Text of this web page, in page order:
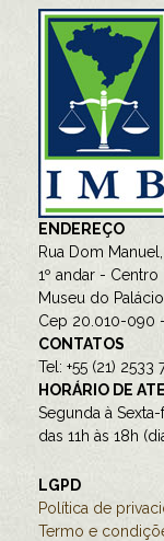
ENDEREÇO
Rua Dom
1º andar - Centro
Museu do
Cep 20.010-090
CONTATOS
Tel: +55 (21) 2533
HORÁRIO DE
Segunda à Sexta-
das 11h às 18h
LGPD
Política de
Termo e